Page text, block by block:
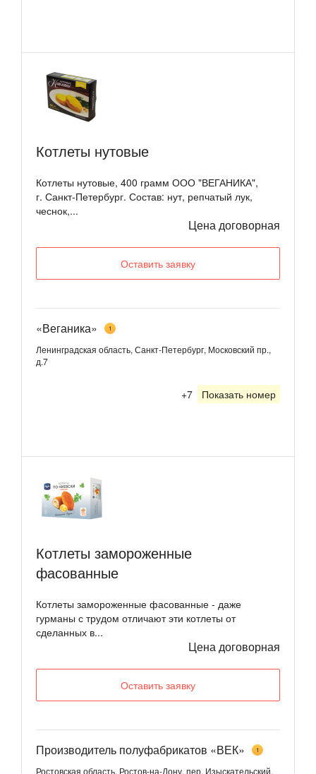
Котлеты нутовые
Котлеты нутовые, 400 грамм ООО "ВЕГАНИКА",
г. Санкт-Петербург. Состав: нут, репчатый лук,
чеснок,...
Цена договорная
Оставить заявку
«Веганика» 1
Ленинградская область, Санкт-Петербург, Московский пр.,
д.7
+7 Показать номер
Котлеты замороженные
фасованные
Котлеты замороженные фасованные - даже
гурманы с трудом отличают эти котлеты от
сделанных в...
Цена договорная
Оставить заявку
Производитель полуфабрикатов «ВЕК» 1
Ростовская область, Ростов-на-Дону, пер. Изыскательский,